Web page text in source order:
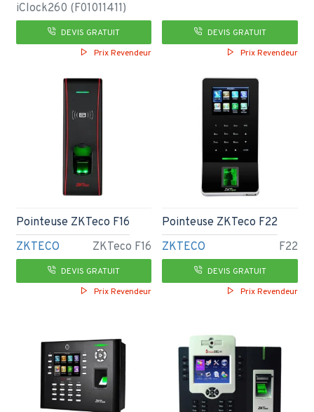
iClock260 (F01011411)
DEVIS GRATUIT
Prix Revendeur
DEVIS GRATUIT
Prix Revendeur
ZKTECO ZKTeco F16
Pointeuse ZKTeco F16
DEVIS GRATUIT
Prix Revendeur
ZKTECO F22
Pointeuse ZKTeco F22
DEVIS GRATUIT
Prix Revendeur